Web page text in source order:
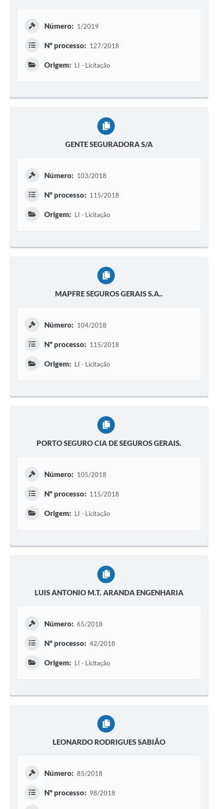
Número: 1/2019
Nº processo: 127/2018
Origem: LI - Licitação
GENTE SEGURADORA S/A
Número: 103/2018
Nº processo: 115/2018
Origem: LI - Licitação
MAPFRE SEGUROS GERAIS S.A..
Número: 104/2018
Nº processo: 115/2018
Origem: LI - Licitação
PORTO SEGURO CIA DE SEGUROS GERAIS.
Número: 105/2018
Nº processo: 115/2018
Origem: LI - Licitação
LUIS ANTONIO M.T. ARANDA ENGENHARIA
Número: 65/2018
Nº processo: 42/2018
Origem: LI - Licitação
LEONARDO RODRIGUES SABIÃO
Número: 85/2018
Nº processo: 98/2018